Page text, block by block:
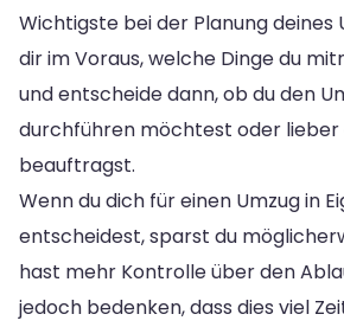
Wichtigste bei der Planung deines
dir im Voraus, welche Dinge du
und entscheide dann, ob du den
durchführen möchtest oder lieber
beauftragst.
Wenn du dich für einen Umzug in
entscheidest, sparst du
hast mehr Kontrolle über den
jedoch bedenken, dass dies viel